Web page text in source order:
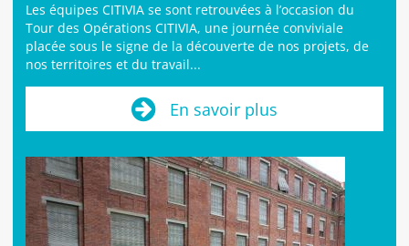
Les équipes CITIVIA se sont retrouvées à l’occasion du
Tour des Opérations CITIVIA, une journée conviviale
placée sous le signe de la découverte de nos projets, de
nos territoires et du travail...
En savoir plus